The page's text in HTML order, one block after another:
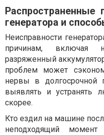
Распространенные
генератора и
Неисправности
причинам, включая
разряженный
проблем может
нервы в долгосрочной
выявлять и
скорее.
Кто ездил на машине
неподходящий момент